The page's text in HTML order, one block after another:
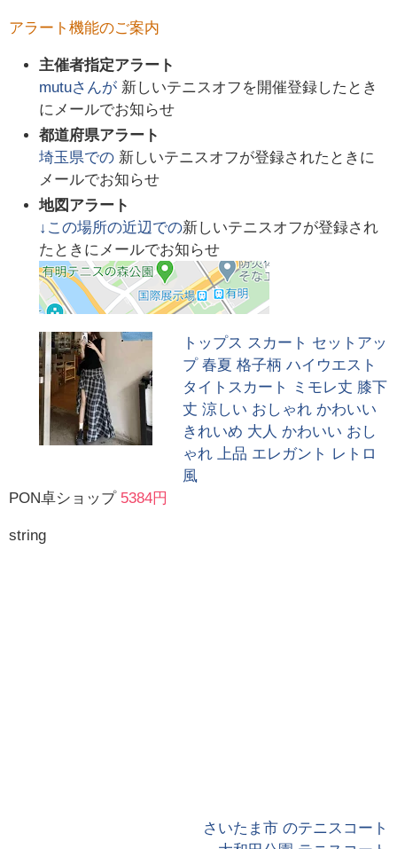
アラート機能のご案内
主催者指定アラート
mutuさんが 新しいテニスオフを開催登録したとき
にメールでお知らせ
都道府県アラート
埼玉県での 新しいテニスオフが登録されたときに
メールでお知らせ
地図アラート
↓この場所の近辺での新しいテニスオフが登録され
たときにメールでお知らせ
トップス スカート セットアッ
プ 春夏 格子柄 ハイウエスト
タイトスカート ミモレ丈 膝下
丈 涼しい おしゃれ かわいい
きれいめ 大人 かわいい おし
ゃれ 上品 エレガント レトロ
風
PON卓ショップ 5384円
string
さいたま市 のテニスコート